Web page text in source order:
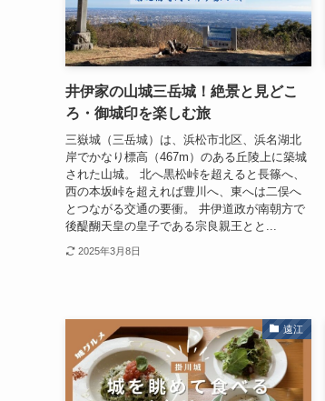
井伊家の山城三岳城！絶景と見どこ
ろ・御城印を楽しむ旅
三嶽城（三岳城）は、浜松市北区、浜名湖北
岸でかなり標高（467m）のある丘陵上に築城
された山城。 北へ黒松峠を超えると長篠へ、
西の本坂峠を超えれば豊川へ、東へは二俣へ
とつながる交通の要衝。 井伊道政が南朝方で
後醍醐天皇の皇子である宗良親王とと...
2025年3月8日
遠江